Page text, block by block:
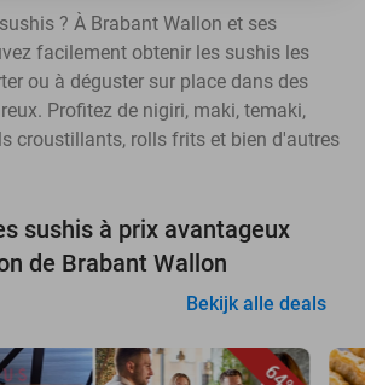
? À Brabant Wallon et ses
facilement obtenir les sushis les
ou à déguster sur place dans des
Profitez de nigiri, maki, temaki,
croustillants, rolls frits et bien d'autres
sushis à prix avantageux
de Brabant Wallon
Bekijk alle deals